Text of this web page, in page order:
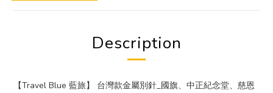
Description
【Travel Blue 藍旅】 台灣款金屬別針_國旗、中正紀念堂、慈恩